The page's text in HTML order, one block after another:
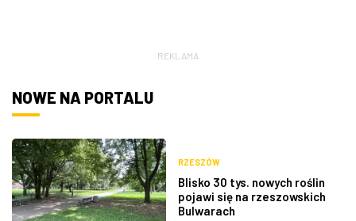
REKLAMA
NOWE NA PORTALU
RZESZÓW
Blisko 30 tys. nowych roślin
pojawi się na rzeszowskich
Bulwarach